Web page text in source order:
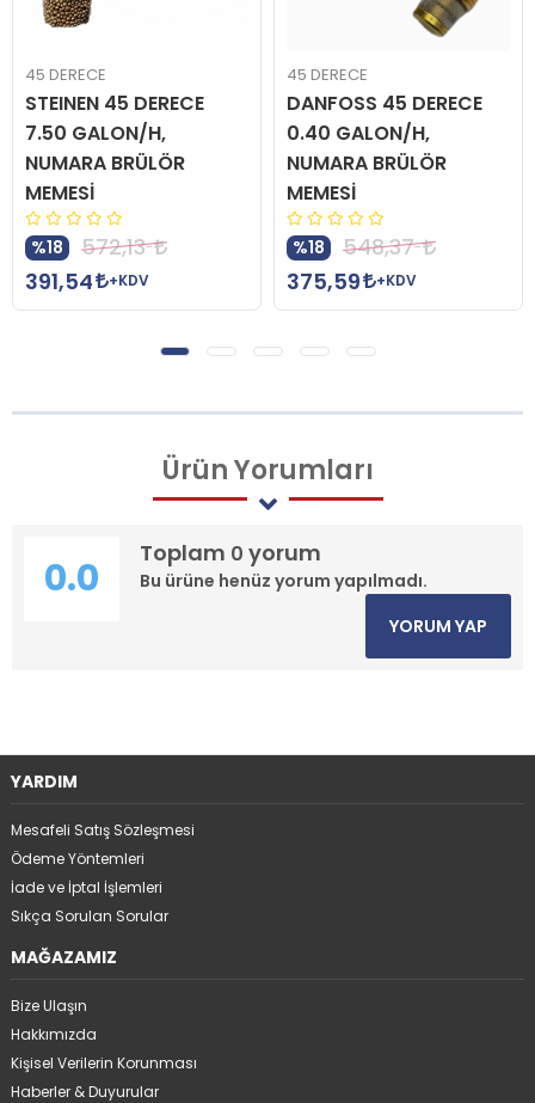
45 DERECE
STEINEN 45 DERECE
7.50 GALON/H,
NUMARA BRÜLÖR
MEMESİ
%18
572,13
391,54
+KDV
45 DERECE
DANFOSS 45 DERECE
0.40 GALON/H,
NUMARA BRÜLÖR
MEMESİ
%18
548,37
375,59
+KDV
ÜrünYorumları
Toplam 0 yorum
Bu ürüne henüz yorum yapılmadı.
0.0
YORUM YAP
YARDIM
Mesafeli Satış Sözleşmesi
Ödeme Yöntemleri
İade ve İptal İşlemleri
Sıkça Sorulan Sorular
MAĞAZAMIZ
Bize Ulaşın
Hakkımızda
Kişisel Verilerin Korunması
Haberler & Duyurular